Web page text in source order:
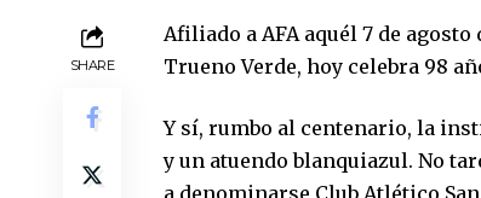
SHARE
Afiliado a AFA aquél 7 de
Trueno Verde, hoy celebra 98
Y sí, rumbo al centenario, la
y un atuendo blanquiazul. No
a denominarse Club Atlético